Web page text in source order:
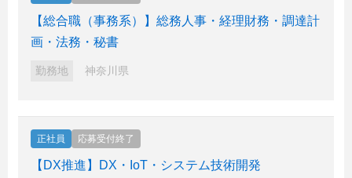
【総合職（事務系）】総務人事・経理財務・調達計
画・法務・秘書
勤務地 神奈川県
正社員 応募受付終了
【DX推進】DX・IoT・システム技術開発